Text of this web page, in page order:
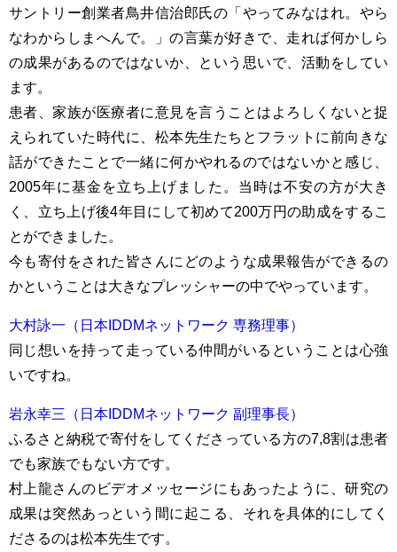
サントリー創業者鳥井信治郎氏の「やってみなはれ。やら
なわからしまへんで。」の言葉が好きで、走れば何かしら
の成果があるのではないか、という思いで、活動をしてい
ます。
患者、家族が医療者に意見を言うことはよろしくないと捉
えられていた時代に、松本先生たちとフラットに前向きな
話ができたことで一緒に何かやれるのではないかと感じ、
2005年に基金を立ち上げました。当時は不安の方が大き
く、立ち上げ後4年目にして初めて200万円の助成をするこ
とができました。
今も寄付をされた皆さんにどのような成果報告ができるの
かということは大きなプレッシャーの中でやっています。
大村詠一（日本IDDMネットワーク 専務理事）
同じ想いを持って走っている仲間がいるということは心強
いですね。
岩永幸三（日本IDDMネットワーク 副理事長）
ふるさと納税で寄付をしてくださっている方の7,8割は患者
でも家族でもない方です。
村上龍さんのビデオメッセージにもあったように、研究の
成果は突然あっという間に起こる、それを具体的にしてく
ださるのは松本先生です。